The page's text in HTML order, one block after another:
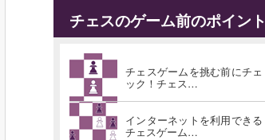
チェスのゲーム前のポイント
チェスゲームを挑む前にチェ
ック！チェス…
インターネットを利用できる
チェスゲーム…